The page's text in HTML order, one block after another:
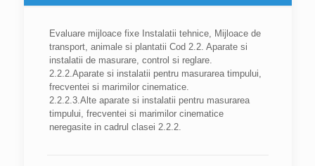
Evaluare mijloace fixe Instalatii tehnice, Mijloace de
transport, animale si plantatii Cod 2.2. Aparate si
instalatii de masurare, control si reglare.
2.2.2.Aparate si instalatii pentru masurarea timpului,
frecventei si marimilor cinematice.
2.2.2.3.Alte aparate si instalatii pentru masurarea
timpului, frecventei si marimilor cinematice
neregasite in cadrul clasei 2.2.2.